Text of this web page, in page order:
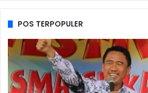
POS TERPOPULER